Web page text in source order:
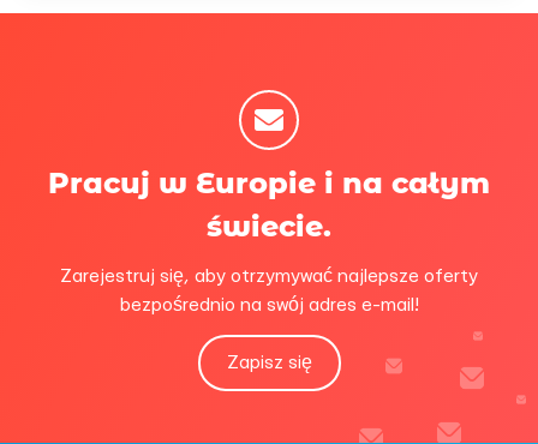
Pracuj w Europie i na całym
świecie.
Zarejestruj się, aby otrzymywać najlepsze oferty
bezpośrednio na swój adres e-mail!
Zapisz się